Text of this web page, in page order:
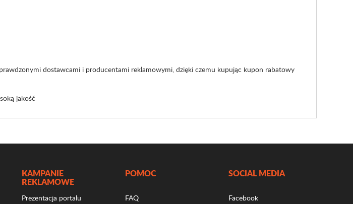
dostawcami i producentami reklamowymi, dzięki czemu kupując kupon rabatowy
jakość
KAMPANIE
REKLAMOWE
Prezentacja portalu
POMOC
FAQ
SOCIAL MEDIA
Facebook